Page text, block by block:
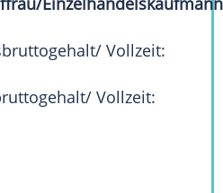
Vollzeit:
Vollzeit: